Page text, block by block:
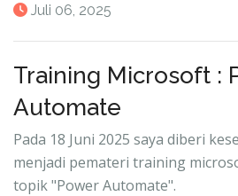
Juli 06, 2025
Training Microsoft :
Automate
Pada 18 Juni 2025 saya diberi
menjadi pemateri training
topik "Power Automate".